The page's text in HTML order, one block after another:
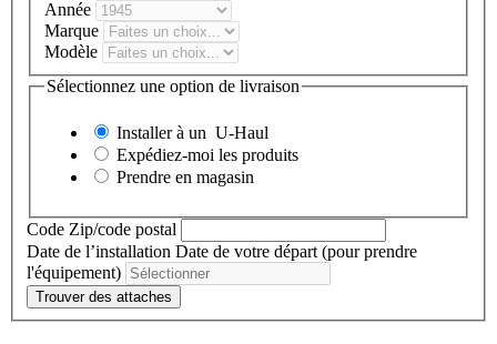
Année
Marque
Modèle
Sélectionnez une option de livraison
Installer à un U-Haul
Expédiez-moi les produits
Prendre en magasin
Code Zip/code postal
Date de l’installation Date de votre départ (pour prendre
l'équipement)
Trouver des attaches